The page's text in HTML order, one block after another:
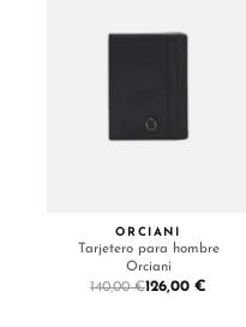
ORCIANI
Tarjetero para hombre
Orciani
140,00 €126,00 €